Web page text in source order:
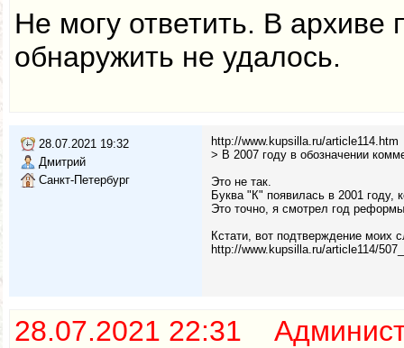
Не могу ответить. В
обнаружить не удалось.
28.07.2021 19:32
Дмитрий
Санкт-Петербург
http://www.kupsilla.ru/article114.htm
> В 2007 году в обозначении
Это не так.
Буква "К" появилась в 2001 году,
Это точно, я смотрел год
Кстати, вот подтверждение моих
http://www.kupsilla.ru/article114/
28.07.2021 22:31